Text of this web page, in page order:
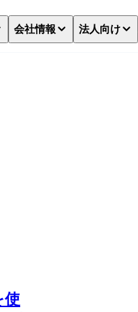
会社情報 法人向け
使